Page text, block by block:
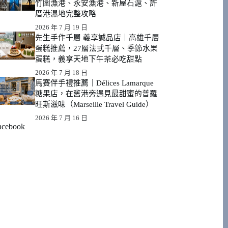
竹圍漁港、永安漁港、新屋石滬、許
厝港濕地完整攻略
2026 年 7 月 19 日
先生手作千層 義享誠品店｜高雄千層
蛋糕推薦，27層法式千層、季節水果
蛋糕，義享天地下午茶必吃甜點
2026 年 7 月 18 日
馬賽伴手禮推薦｜Délices Lamarque
糖果店，在舊港旁遇見最甜蜜的普羅
旺斯滋味（Marseille Travel Guide）
2026 年 7 月 16 日